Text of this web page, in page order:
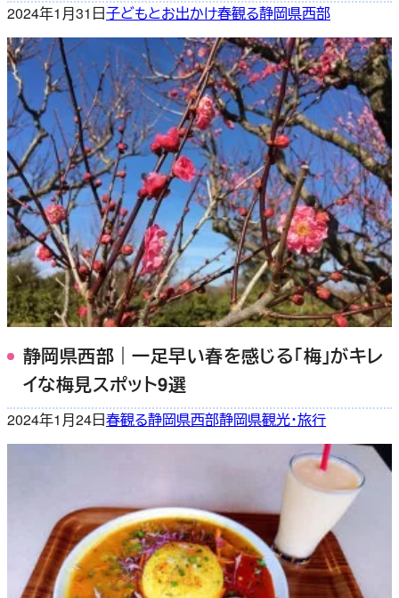
2024年1月31日子どもとお出かけ春観る静岡県西部
静岡県西部｜一足早い春を感じる「梅」がキレ
イな梅見スポット9選
2024年1月24日春観る静岡県西部静岡県観光・旅行